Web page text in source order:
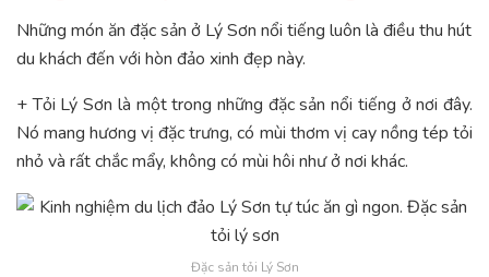
Những món ăn đặc sản ở Lý Sơn nổi tiếng luôn là điều thu hút
du khách đến với hòn đảo xinh đẹp này.
+ Tỏi Lý Sơn là một trong những đặc sản nổi tiếng ở nơi đây.
Nó mang hương vị đặc trưng, có mùi thơm vị cay nồng tép tỏi
nhỏ và rất chắc mẩy, không có mùi hôi như ở nơi khác.
Đặc sản tỏi Lý Sơn